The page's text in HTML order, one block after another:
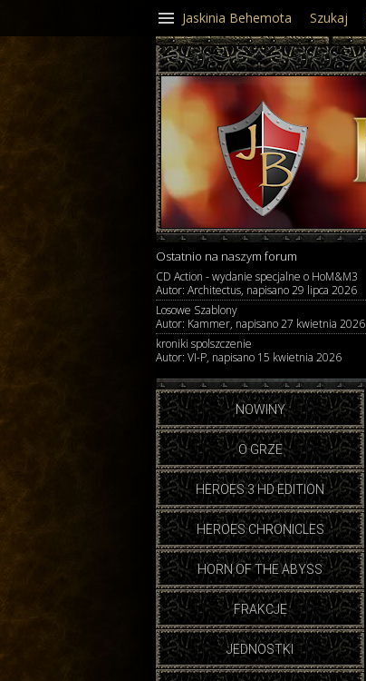
Ostatnio na naszym forum
CD Action - wydanie specjalne o HoM&M3
Autor: Architectus, napisano 29 lipca 2026
Losowe Szablony
Autor: Kammer, napisano 27 kwietnia 2026
kroniki spolszczenie
Autor: VI-P, napisano 15 kwietnia 2026
NOWINY
O GRZE
HEROES 3 HD EDITION
HEROES CHRONICLES
HORN OF THE ABYSS
FRAKCJE
JEDNOSTKI
Jaskinia Behemota Szukaj